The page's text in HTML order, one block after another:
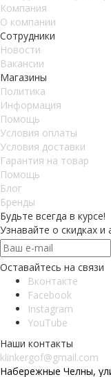
Компания
О компании
Сотрудники
Новости
Вакансии
Магазины
Политика
Информация
Помощь
Условия оплаты
Условия доставки
Гарантия на товар
Помощь
Блог
Бренды
Будьте всегда в курсе!
Узнавайте о скидках и
Оставайтесь на связи
Вконтакте
Facebook
Instagram
YouTube
Наши контакты
klinkergof@gmail.com
Набережные Челны,